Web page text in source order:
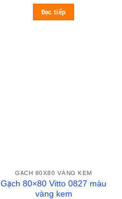
Đọc tiếp
GẠCH 80X80 VÀNG KEM
Gạch 80×80 Vitto 0827 màu
vàng kem